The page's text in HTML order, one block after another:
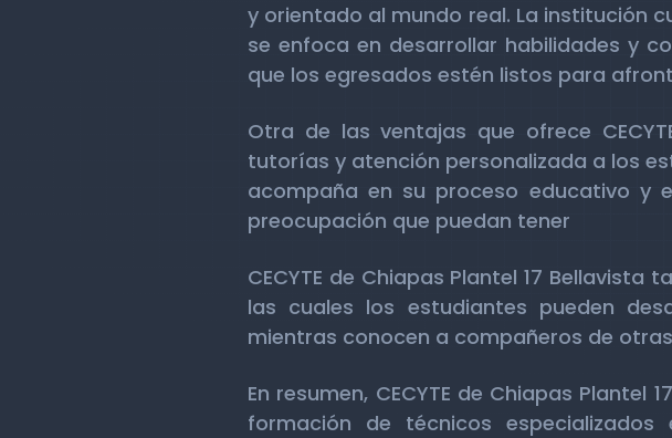
y orientado al mundo real. La institución
se enfoca en desarrollar habilidades y
que los egresados estén listos para
Otra de las ventajas que ofrece
tutorías y atención personalizada a los
acompaña en su proceso educativo y
preocupación que puedan tener
CECYTE de Chiapas Plantel 17
las cuales los estudiantes pueden
mientras conocen a compañeros de
En resumen, CECYTE de Chiapas
formación de técnicos